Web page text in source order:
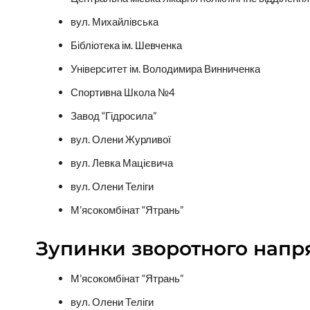
вул. Михайлівська
Бібліотека ім. Шевченка
Університет ім. Володимира Винниченка
Спортивна Школа №4
Завод “Гідросила”
вул. Олени Журливої
вул. Левка Мацієвича
вул. Олени Теліги
М’ясокомбінат “Ятрань”
Зупинки зворотного
М’ясокомбінат “Ятрань”
вул. Олени Теліги